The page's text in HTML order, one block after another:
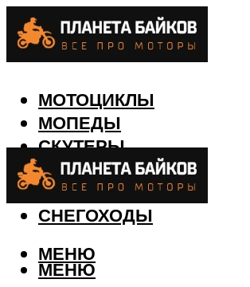
МОТОЦИКЛЫ
МОПЕДЫ
СКУТЕРЫ
КВАДРОЦИКЛЫ
ЛОДКИ
СНЕГОХОДЫ
МЕНЮ
МЕНЮ